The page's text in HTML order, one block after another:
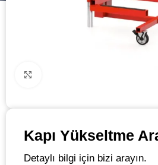
Kapı Yükseltme
Detaylı bilgi için bizi arayın.